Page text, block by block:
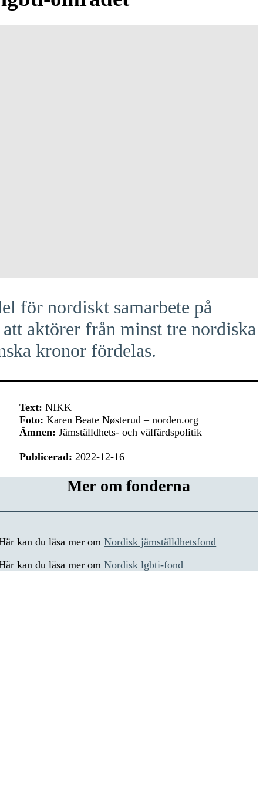
för nordiskt samarbete på
aktörer från minst tre nordiska
kronor fördelas.
Text:NIKK
Foto: Karen Beate Nøsterud – norden.org
Ämnen: Jämställdhets- och välfärdspolitik
Publicerad: 2022-12-16
Mer om fonderna
kan du läsa mer omNordisk jämställdhetsfond
kan du läsa mer om Nordisk lgbti-fond